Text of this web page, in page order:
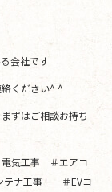
会社です
ください^ ^
ずはご相談お持ち
気工事 ＃エアコ
テナ工事 ＃EVコ